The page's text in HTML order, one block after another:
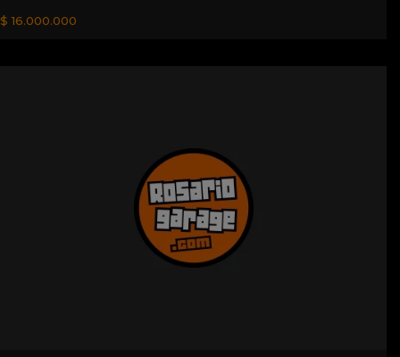
$ 16.000.000